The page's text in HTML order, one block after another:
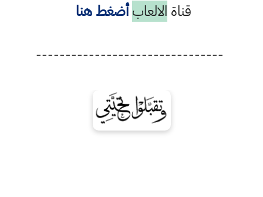
قناة الالعاب أضغط هنا
--------------------------------